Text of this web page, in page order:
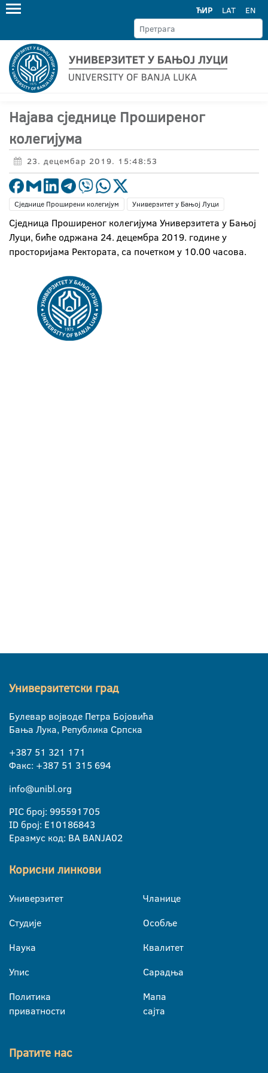
ЋИР LAT EN
Најава сједнице Проширеног
колегијума
23. децембар 2019. 15:48:53
Сједнице Проширени колегијум Универзитет у Бањој Луци
Сједница Проширеног колегијума Универзитета у Бањој
Луци, биће одржана 24. децембра 2019. године у
просторијама Ректората, са почетком у 10.00 часова.
Универзитетски град
Булевар војводе Петра Бојовића
Бања Лука, Република Српска
+387 51 321 171
Факс: +387 51 315 694
info@unibl.org
PIC број: 995591705
ID број: E10186843
Еразмус код: BA BANJA02
Корисни линкови
Универзитет
Студије
Наука
Упис
Политика
приватности
Чланице
Особље
Квалитет
Сарадња
Мапа
сајта
Пратите нас